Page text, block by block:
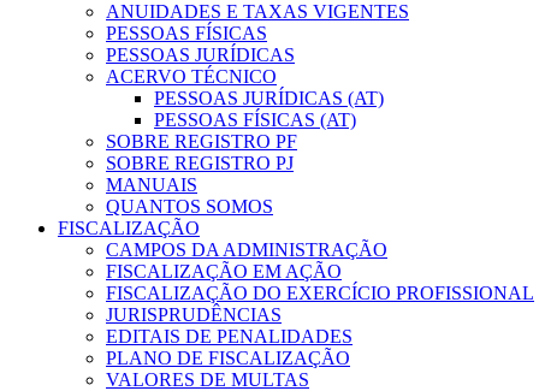
ANUIDADES E TAXAS VIGENTES
PESSOAS FÍSICAS
PESSOAS JURÍDICAS
ACERVO TÉCNICO
PESSOAS JURÍDICAS (AT)
PESSOAS FÍSICAS (AT)
SOBRE REGISTRO PF
SOBRE REGISTRO PJ
MANUAIS
QUANTOS SOMOS
FISCALIZAÇÃO
CAMPOS DA ADMINISTRAÇÃO
FISCALIZAÇÃO EM AÇÃO
FISCALIZAÇÃO DO EXERCÍCIO PROFISSIONAL
JURISPRUDÊNCIAS
EDITAIS DE PENALIDADES
PLANO DE FISCALIZAÇÃO
VALORES DE MULTAS